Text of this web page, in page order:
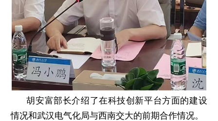
胡安富部长介绍了在科技创新平台方面的建设
情况和武汉电气化局与西南交大的前期合作情况。